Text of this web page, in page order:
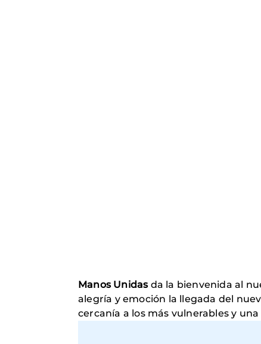
Manos Unidasda la bienvenida al
alegría y emoción la llegada del
cercanía a los más vulnerables y